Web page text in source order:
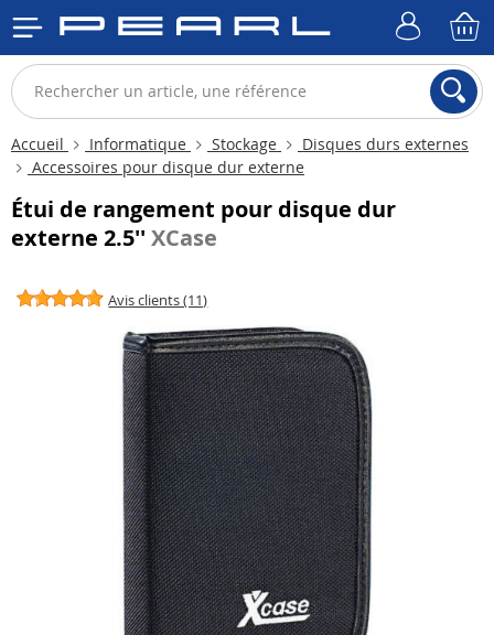
Accueil Informatique Stockage
Disques durs externes
Accessoires pour disque dur externe
Étui de rangement pour disque dur
externe 2.5'' XCase
Avis clients (11)